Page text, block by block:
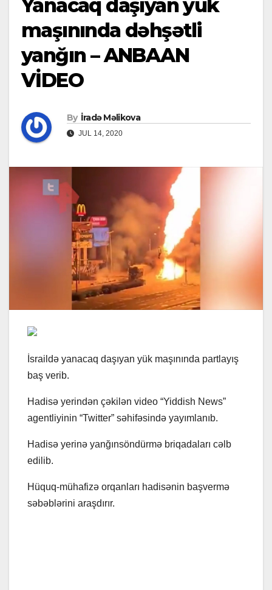
Yanacaq daşıyan yük
maşınında dəhşətli
yanğın – ANBAAN
VİDEO
By İradə Məlikova
JUL 14, 2020
İsraildə yanacaq daşıyan yük maşınında partlayış
baş verib.
Hadisə yerindən çəkilən video “Yiddish News”
agentliyinin “Twitter” səhifəsində yayımlanıb.
Hadisə yerinə yanğınsöndürmə briqadaları cəlb
edilib.
Hüquq-mühafizə orqanları hadisənin başvermə
səbəblərini araşdırır.